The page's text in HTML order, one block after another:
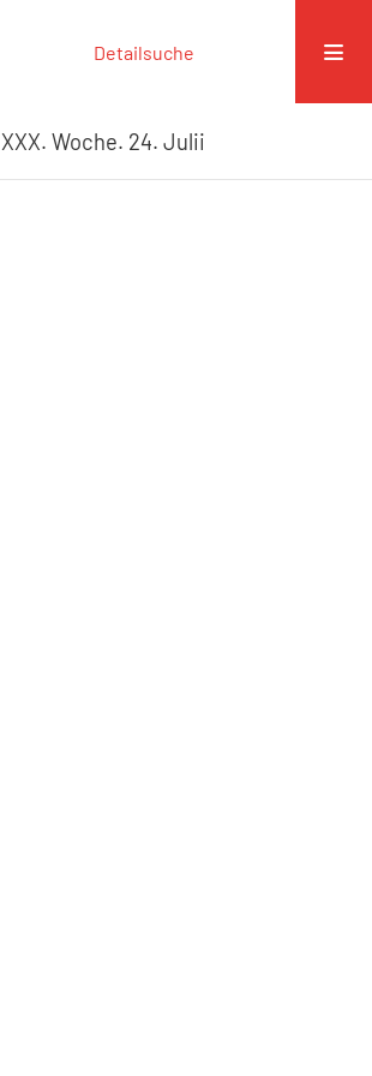
Detailsuche
XXX. Woche. 24. Julii